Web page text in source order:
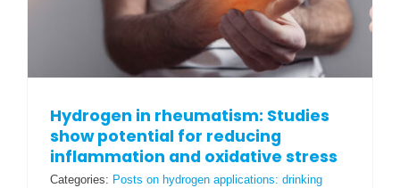
Hydrogen in rheumatism: Studies
show potential for reducing
inflammation and oxidative stress
Categories: Posts on hydrogen applications: drinking